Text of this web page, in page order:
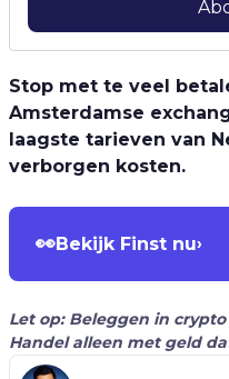
Stop met te veel
Amsterdamse
laagste tarieven van
verborgen kosten.
👀Bekijk Finst nu›
Let op: Beleggen in
Handel alleen met geld